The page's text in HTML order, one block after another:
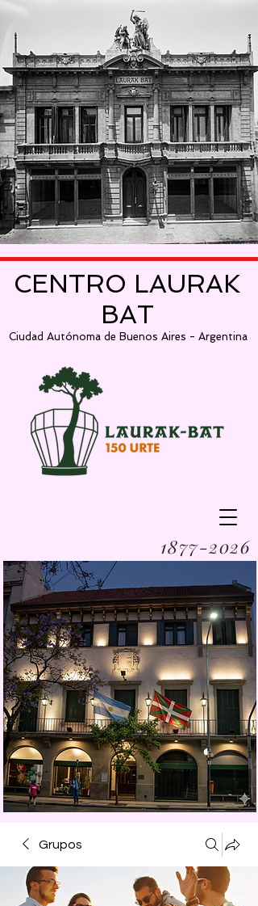
CENTRO LAURAK
BAT
Ciudad Autónoma de Buenos Aires - Argentina
1877-2026
Grupos